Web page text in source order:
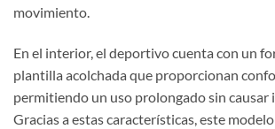
movimiento.
En el interior, el deportivo cuenta con un
plantilla acolchada que proporcionan
permitiendo un uso prolongado sin causar
Gracias a estas características, este